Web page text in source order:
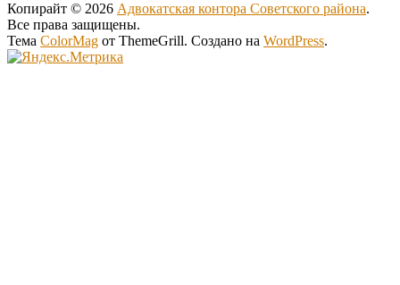
Копирайт © 2026 Адвокатская контора Советского района.
Все права защищены.
Тема ColorMag от ThemeGrill. Создано на WordPress.